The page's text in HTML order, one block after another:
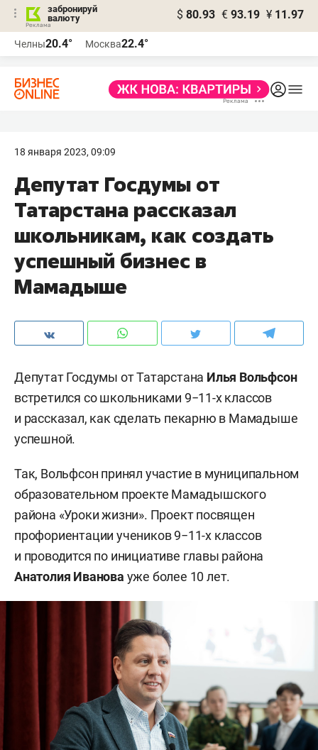
забронируй
валюту
$ 80.93 € 93.19 ¥ 11.97
Челны20.4° Москва22.4°
18 января 2023, 09:09
Депутат Госдумы от
Татарстана рассказал
школьникам, как создать
успешный бизнес в
Мамадыше
Депутат Госдумы от Татарстана Илья Вольфсон
встретился со школьниками 9−11-х классов
и рассказал, как сделать пекарню в Мамадыше
успешной.
Так, Вольфсон принял участие в муниципальном
образовательном проекте Мамадышского
района «Уроки жизни». Проект посвящен
профориентации учеников 9−11-х классов
и проводится по инициативе главы района
Анатолия Иванова уже более 10 лет.